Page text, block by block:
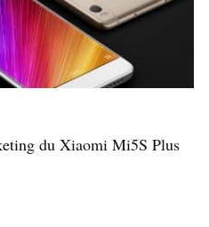
du Xiaomi Mi5S Plus